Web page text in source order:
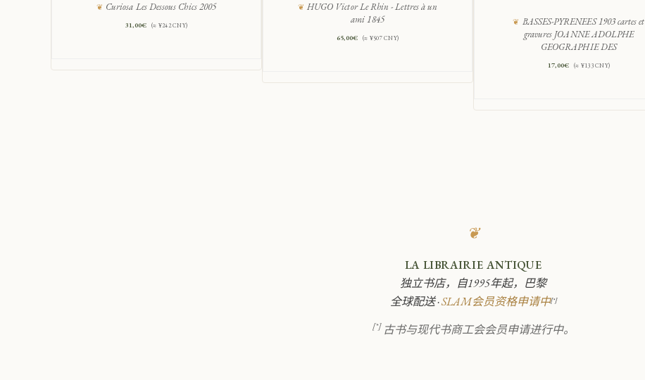
Curiosa Les Dessous Chics 2005
31,00€ (≈ ¥242 CNY)
HUGO Victor Le Rhin - Lettres à un
ami 1845
65,00€ (≈ ¥507 CNY)
BASSES-PYRENEES 1903 cartes et
gravures JOANNE ADOLPHE
GEOGRAPHIE DES
17,00€ (≈ ¥133 CNY)
❦
LA LIBRAIRIE ANTIQUE
独立书店，自1995年起，巴黎
全球配送 ·SLAM会员资格申请中[*]
[*]古书与现代书商工会会员申请进行中。